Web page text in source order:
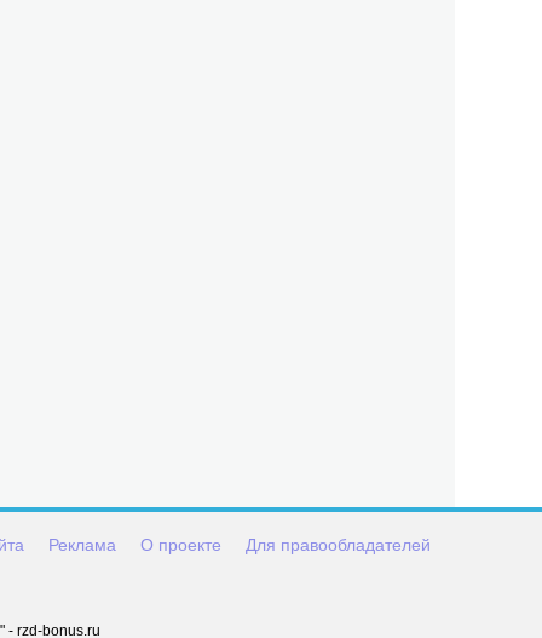
Реклама О проекте Для правообладателей
rzd-bonus.ru